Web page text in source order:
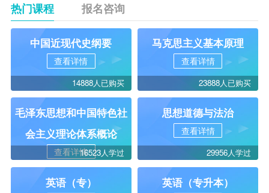
热门课程 报名咨询
中国近现代史纲要
查看详情
14888人已购买
马克思主义基本原理
查看详情
23888人已购买
毛泽东思想和中国特色社
会主义理论体系概论
查看详情16523人学过
思想道德与法治
查看详情
29956人学过
英语（专） 英语（专升本）